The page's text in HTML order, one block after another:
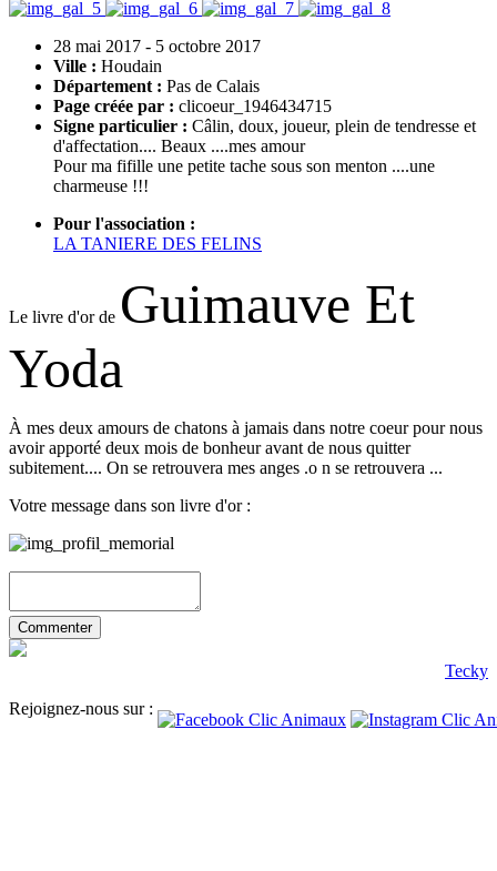
28 mai 2017 - 5 octobre 2017
Ville : Houdain
Département : Pas de Calais
Page créée par : clicoeur_1946434715
Signe particulier : Câlin, doux, joueur, plein de tendresse et
d'affectation.... Beaux ....mes amour
Pour ma fifille une petite tache sous son menton ....une
charmeuse !!!
Pour l'association :
LA TANIERE DES FELINS
Le livre d'or de Guimauve Et
Yoda
À mes deux amours de chatons à jamais dans notre coeur pour nous
avoir apporté deux mois de bonheur avant de nous quitter
subitement.... On se retrouvera mes anges .o n se retrouvera ...
Votre message dans son livre d'or :
Tecky
Rejoignez-nous sur :